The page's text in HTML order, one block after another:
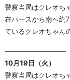
警察当局はクレオち
在パースから南へ約
ているクレオちゃん
—————————
10月19日（火）
警察当局はクレオち